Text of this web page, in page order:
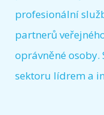
profesionální
partnerů
oprávněné osoby.
sektoru lídrem a